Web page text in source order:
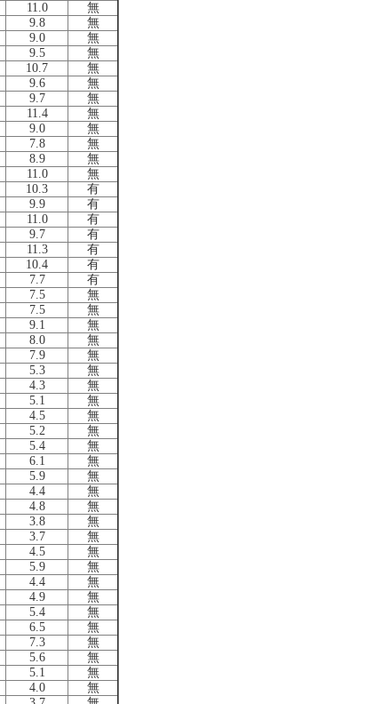
11.0
無
9.8
無
9.0
無
9.5
無
10.7
無
9.6
無
9.7
無
11.4
無
9.0
無
7.8
無
8.9
無
11.0
無
10.3
有
9.9
有
11.0
有
9.7
有
11.3
有
10.4
有
7.7
有
7.5
無
7.5
無
9.1
無
8.0
無
7.9
無
5.3
無
4.3
無
5.1
無
4.5
無
5.2
無
5.4
無
6.1
無
5.9
無
4.4
無
4.8
無
3.8
無
3.7
無
4.5
無
5.9
無
4.4
無
4.9
無
5.4
無
6.5
無
7.3
無
5.6
無
5.1
無
4.0
無